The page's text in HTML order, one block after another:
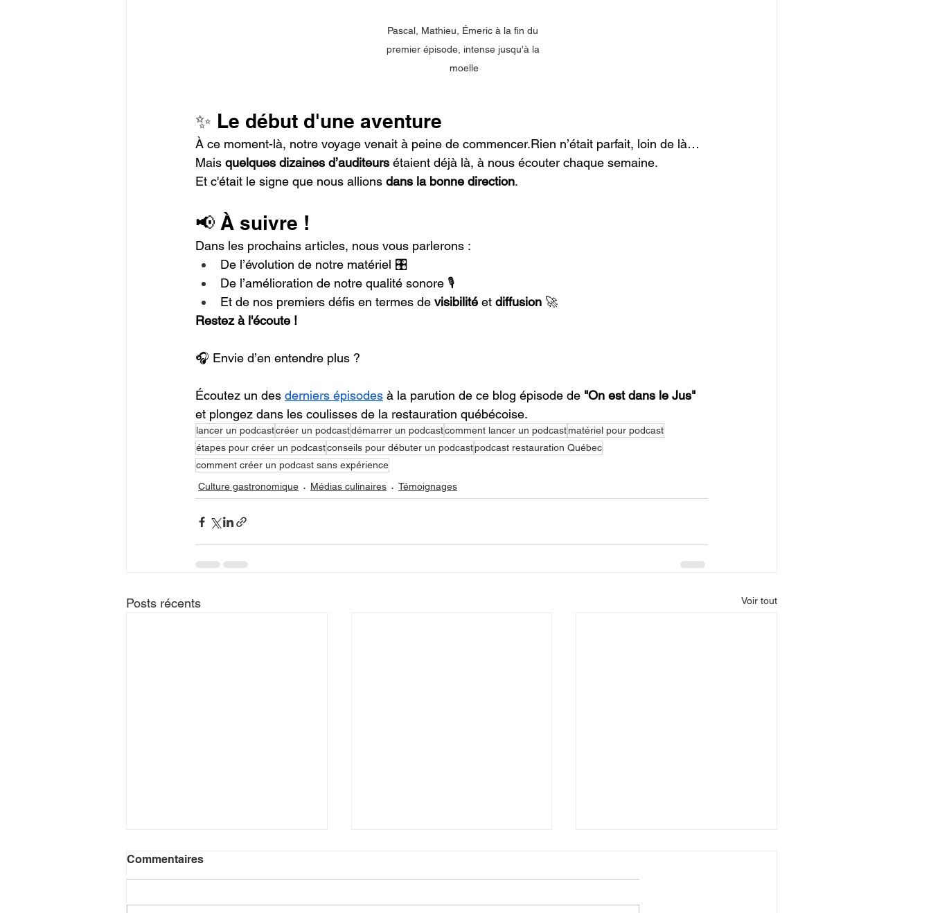
Pascal, Mathieu, Émeric à la fin du
premier épisode, intense jusqu'à la
moelle
✨ Le début d'une aventure
À ce moment-là, notre voyage venait à peine de commencer.Rien n’était parfait, loin de là…
Mais quelques dizaines d’auditeurs étaient déjà là, à nous écouter chaque semaine.
Et c'était le signe que nous allions dans la bonne direction.
📢 À suivre !
Dans les prochains articles, nous vous parlerons :
De l’évolution de notre matériel 🎛️
De l’amélioration de notre qualité sonore 🎙️
Et de nos premiers défis en termes de visibilité et diffusion 🚀
Restez à l'écoute !
🎧 Envie d’en entendre plus ?
Écoutez un des derniers épisodes à la parution de ce blog épisode de "On est dans le Jus"
et plongez dans les coulisses de la restauration québécoise.
lancer un podcastcréer un podcastdémarrer un podcastcomment lancer un podcastmatériel pour podcast
étapes pour créer un podcastconseils pour débuter un podcastpodcast restauration Québec
comment créer un podcast sans expérience
Culture gastronomique
Médias culinaires Témoignages
Posts récents Voir tout
Commentaires